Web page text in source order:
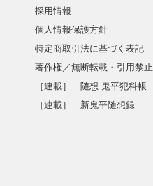
採用情報
個人情報保護方針
特定商取引法に基づく表記
著作権／無断転載・引用禁止
［連載］ 随想 鬼平犯科帳
［連載］ 新鬼平随想録